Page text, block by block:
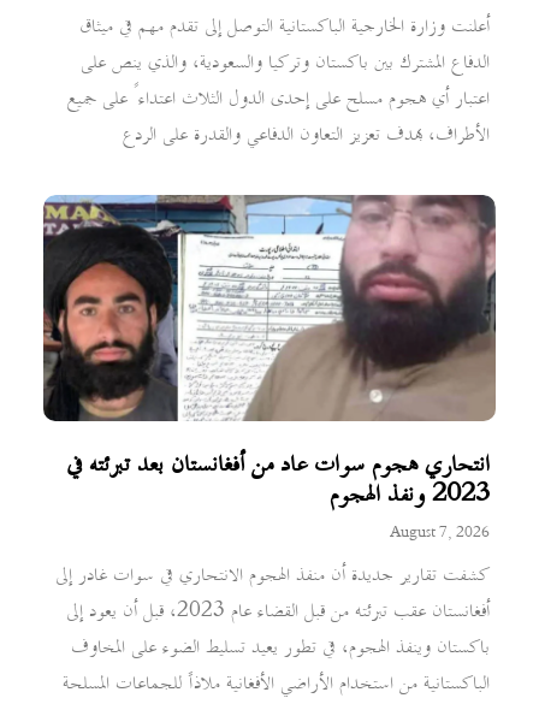
أعلنت وزارة الخارجية الباكستانية التوصل إلى تقدم مهم في ميثاق
الدفاع المشترك بين باكستان وتركيا والسعودية، والذي ينص على
اعتبار أي هجوم مسلح على إحدى الدول الثلاث اعتداءً على جميع
الأطراف، بهدف تعزيز التعاون الدفاعي والقدرة على الردع
انتحاري هجوم سوات عاد من أفغانستان بعد تبرئته في
2023 ونفذ الهجوم
August 7, 2026
كشفت تقارير جديدة أن منفذ الهجوم الانتحاري في سوات غادر إلى
أفغانستان عقب تبرئته من قبل القضاء عام 2023، قبل أن يعود إلى
باكستان وينفذ الهجوم، في تطور يعيد تسليط الضوء على المخاوف
الباكستانية من استخدام الأراضي الأفغانية ملاذاً للجماعات المسلحة